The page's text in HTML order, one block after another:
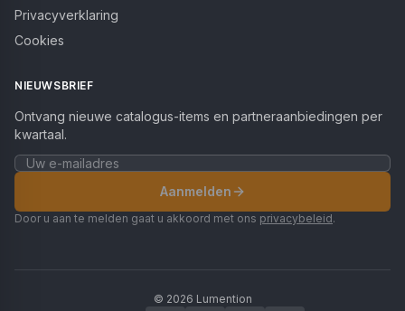
Privacyverklaring
Cookies
NIEUWSBRIEF
Ontvang nieuwe catalogus-items en partneraanbiedingen per
kwartaal.
Aanmelden
Door u aan te melden gaat u akkoord met ons privacybeleid.
© 2026 Lumention